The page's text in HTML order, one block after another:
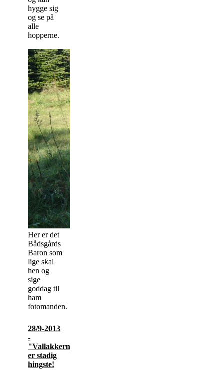
hygge sig
og se på
alle
hopperne.
Her er det
Bådsgårds
Baron som
lige skal
hen og
sige
goddag til
ham
fotomanden.
28/9-2013
-
"Vallakkerne"
er stadig
hingste!